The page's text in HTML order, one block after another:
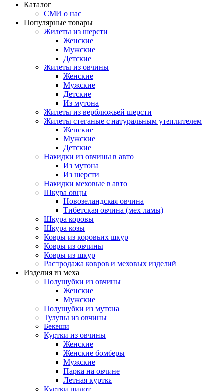
Каталог
СМИ о нас
Популярные товары
Жилеты из шерсти
Женские
Мужские
Детские
Жилеты из овчины
Женские
Мужские
Детские
Из мутона
Жилеты из верблюжьей шерсти
Жилеты стеганые с натуральным утеплителем
Женские
Мужские
Детские
Накидки из овчины в авто
Из мутона
Из шерсти
Накидки меховые в авто
Шкура овцы
Новозеландская овчина
Тибетская овчина (мех ламы)
Шкура коровы
Шкура козы
Ковры из коровьих шкур
Ковры из овчины
Ковры из шкур
Распродажа ковров и меховых изделий
Изделия из меха
Полушубки из овчины
Женские
Мужские
Полушубки из мутона
Тулупы из овчины
Бекеши
Куртки из овчины
Женские
Женские бомберы
Мужские
Парка на овчине
Летная куртка
Куртки пилот